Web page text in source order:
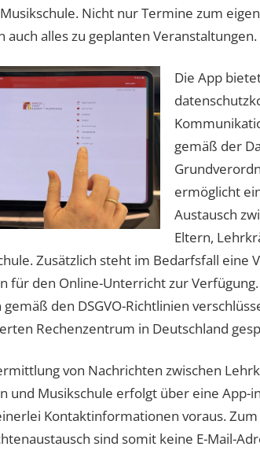
Nicht nur Termine zum
auch alles zu geplanten Veranstaltungen.
Die App
gemäß der
ermöglicht
Austausch
Eltern,
Zusätzlich steht im Bedarfsfall eine
für den Online-Unterricht zur
den DSGVO-Richtlinien
Rechenzentrum in Deutschland
von Nachrichten zwischen
und Musikschule erfolgt über eine App-
Kontaktinformationen voraus. Zum
sind somit keine E-Mail-